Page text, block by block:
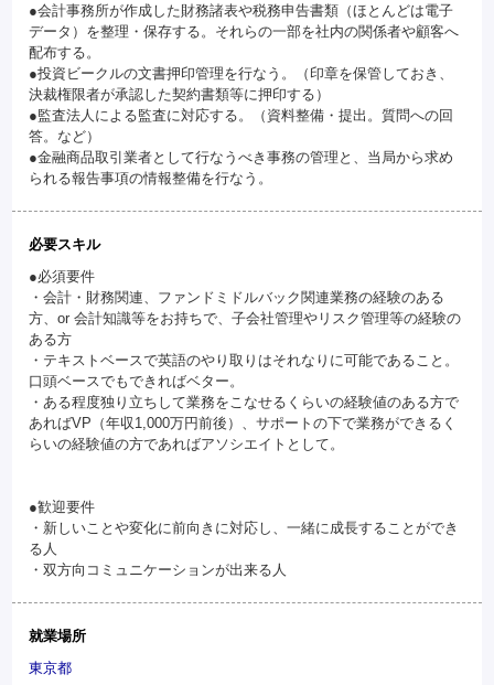
●会計事務所が作成した財務諸表や税務申告書類（ほとんどは電子
データ）を整理・保存する。それらの一部を社内の関係者や顧客へ
配布する。
●投資ビークルの文書押印管理を行なう。（印章を保管しておき、
決裁権限者が承認した契約書類等に押印する）
●監査法人による監査に対応する。（資料整備・提出。質問への回
答。など）
●金融商品取引業者として行なうべき事務の管理と、当局から求め
られる報告事項の情報整備を行なう。
必要スキル
●必須要件
・会計・財務関連、ファンドミドルバック関連業務の経験のある
方、or 会計知識等をお持ちで、子会社管理やリスク管理等の経験の
ある方
・テキストベースで英語のやり取りはそれなりに可能であること。
口頭ベースでもできればベター。
・ある程度独り立ちして業務をこなせるくらいの経験値のある方で
あればVP（年収1,000万円前後）、サポートの下で業務ができるく
らいの経験値の方であればアソシエイトとして。
●歓迎要件
・新しいことや変化に前向きに対応し、一緒に成長することができ
る人
・双方向コミュニケーションが出来る人
就業場所
東京都